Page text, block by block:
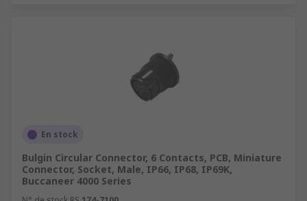
En stock
Bulgin Circular Connector, 6 Contacts, PCB, Miniature
Connector, Socket, Male, IP66, IP68, IP69K,
Buccaneer 4000 Series